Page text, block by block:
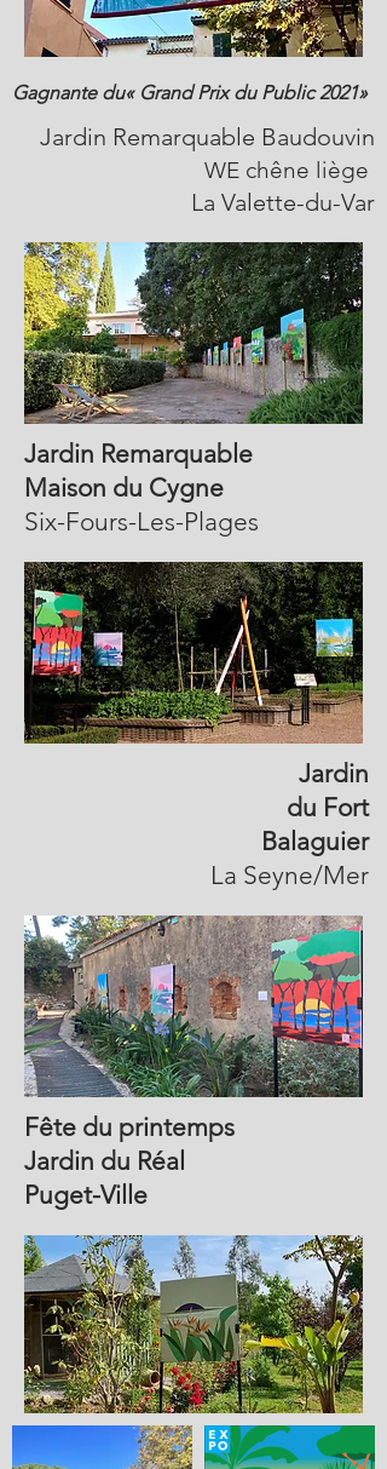
Gagnante du« Grand Prix du Public 2021»
Jardin Remarquable Baudouvin
WE chêne liège
La Valette-du-Var
Jardin Remarquable
Maison du Cygne
Six-Fours-Les-Plages
Jardin
du Fort
Balaguier
La Seyne/Mer
Fête du printemps
Jardin du Réal
Puget-Ville